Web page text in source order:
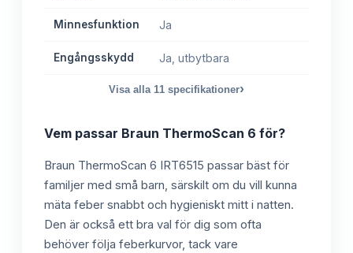
Minnesfunktion Ja
Engångsskydd Ja, utbytbara
Visa alla 11 specifikationer›
Vem passar Braun ThermoScan 6 för?
Braun ThermoScan 6 IRT6515 passar bäst för
familjer med små barn, särskilt om du vill kunna
mäta feber snabbt och hygieniskt mitt i natten.
Den är också ett bra val för dig som ofta
behöver följa feberkurvor, tack vare